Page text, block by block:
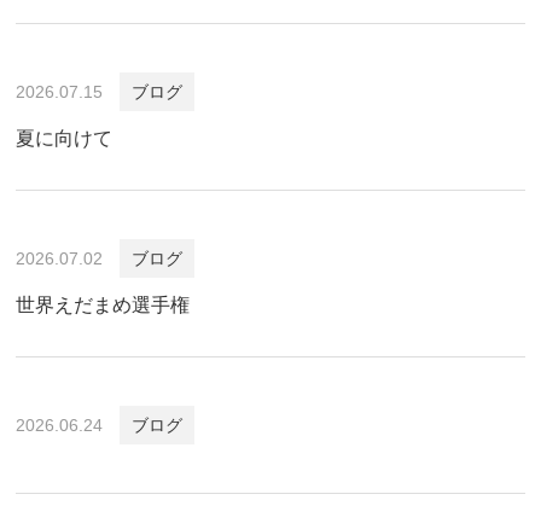
2026.07.15 ブログ
夏に向けて
2026.07.02 ブログ
世界えだまめ選手権
2026.06.24 ブログ